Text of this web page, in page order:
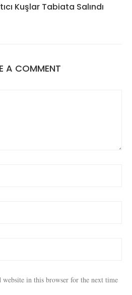
Kuşlar Tabiata Salındı
A COMMENT
website in this browser for the next time